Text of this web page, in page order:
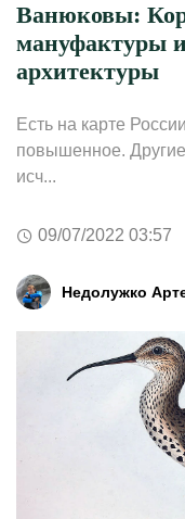
Ванюковы:
мануфактуры
архитектуры
Есть на карте
повышенное.
исч...
09/07/2022 03:57
Недолужко